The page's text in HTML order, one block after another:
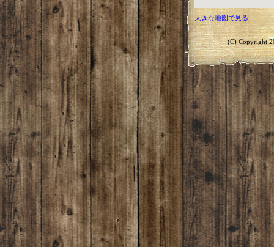
大きな地図で見る
(C) Copyright